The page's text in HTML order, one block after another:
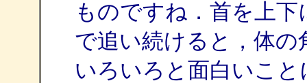
ものですね．首を上
で追い続けると，体
いろいろと面白いこ